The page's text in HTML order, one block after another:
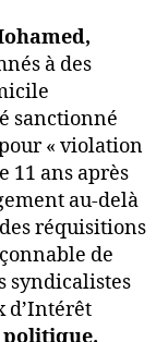
à des
sanctionné
« violation
11 ans après
au-delà
réquisitions
de
syndicalistes
d’Intérêt